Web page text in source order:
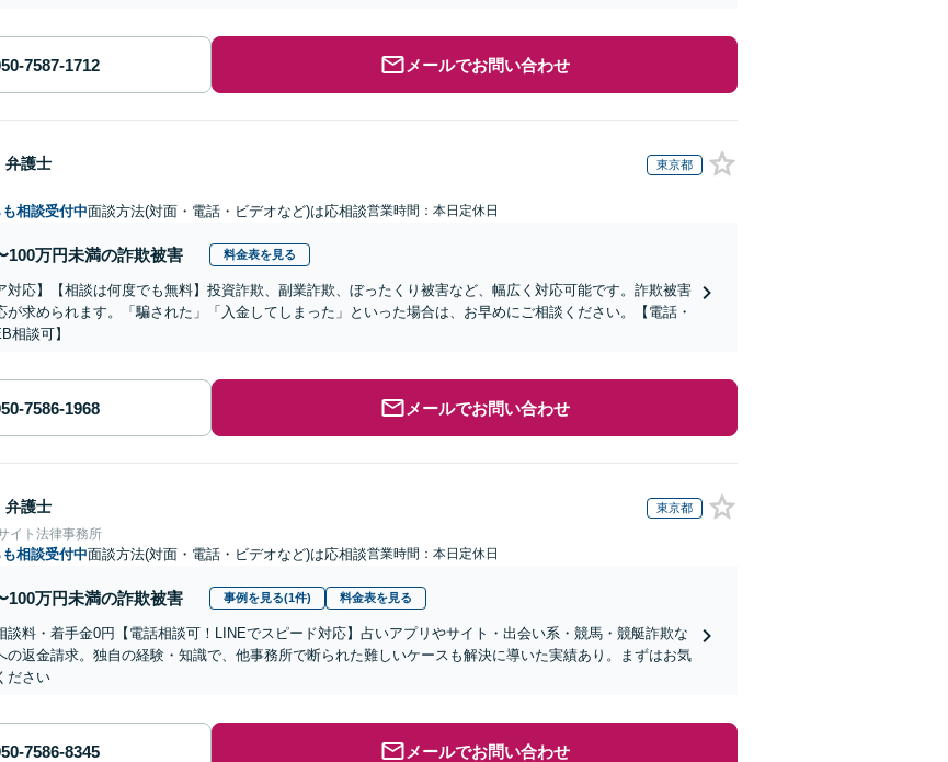
メールでお問い合わせ
弁護士 東京都
相談受付中面談方法(対面・電話・ビデオなど)は応相談営業時間：本日定休日
100万円未満の詐欺被害 料金表を見る
対応】【相談は何度でも無料】投資詐欺、副業詐欺、ぼったくり被害など、幅広く対応可能です。詐欺被害
が求められます。「騙された」「入金してしまった」といった場合は、お早めにご相談ください。【電話・
相談可】
メールでお問い合わせ
弁護士 東京都
イト法律事務所
相談受付中面談方法(対面・電話・ビデオなど)は応相談営業時間：本日定休日
100万円未満の詐欺被害 事例を見る(1件) 料金表を見る
談料・着手金0円【電話相談可！LINEでスピード対応】占いアプリやサイト・出会い系・競馬・競艇詐欺な
の返金請求。独自の経験・知識で、他事務所で断られた難しいケースも解決に導いた実績あり。まずはお気
ださい
メールでお問い合わせ